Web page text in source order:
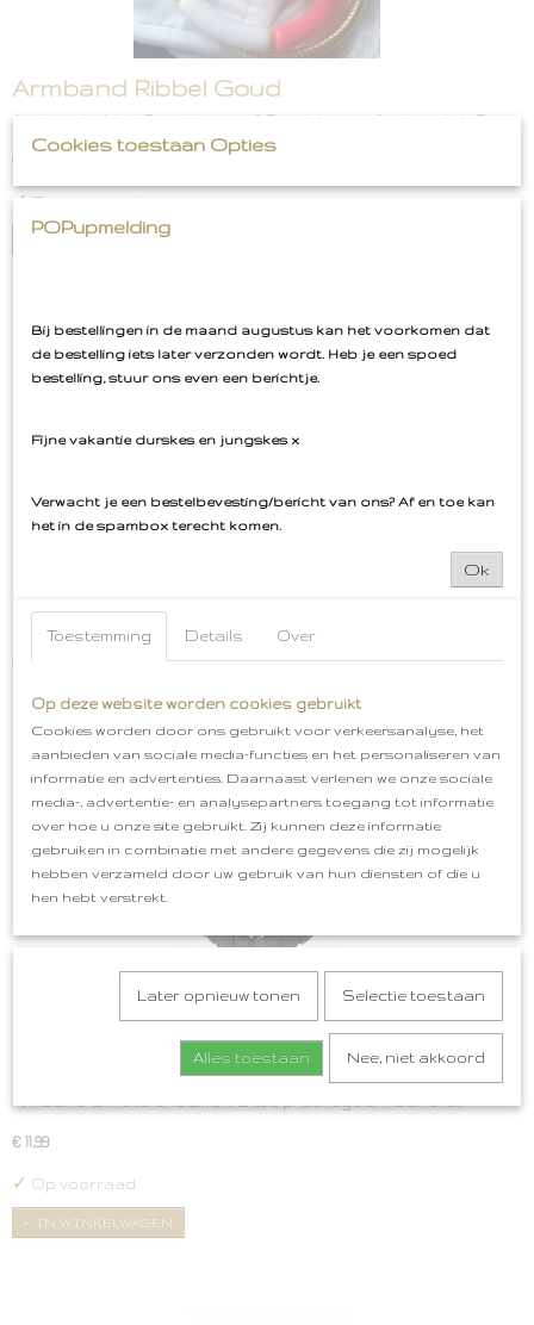
Armband Ribbel Goud
Armband Ribbel Goud Je krijgt 1 Goudkleurige Armband RVS
€ 18,99
✓ Op voorraad
IN WINKELWAGEN
Uitverkocht
€ 4,99
Niet op voorraad
Armband Glinsterend Zwart
€ 11,99
✓ Op voorraad
IN WINKELWAGEN
Cookies toestaan Opties
POPupmelding
Bij bestellingen in de maand augustus kan het voorkomen dat
de bestelling iets later verzonden wordt. Heb je een spoed
bestelling, stuur ons even een berichtje.
Fijne vakantie durskes en jungskes x
Verwacht je een bestelbevesting/bericht van ons? Af en toe kan
het in de spambox terecht komen.
Ok
Toestemming Details Over
Op deze website worden cookies gebruikt
Cookies worden door ons gebruikt voor verkeersanalyse, het
aanbieden van sociale media-functies en het personaliseren van
informatie en advertenties. Daarnaast verlenen we onze sociale
media-, advertentie- en analysepartners toegang tot informatie
over hoe u onze site gebruikt. Zij kunnen deze informatie
gebruiken in combinatie met andere gegevens die zij mogelijk
hebben verzameld door uw gebruik van hun diensten of die u
hen hebt verstrekt.
Later opnieuw tonen Selectie toestaan
Alles toestaan Nee, niet akkoord